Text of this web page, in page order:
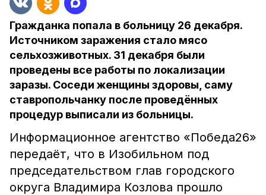
Гражданка попала в больницу 26 декабря.
Источником заражения стало мясо
сельхозживотных. 31 декабря были
проведены все работы по локализации
заразы. Соседи женщины здоровы, саму
ставропольчанку после проведённых
процедур выписали из больницы.
Информационное агентство «Победа26»
передаёт, что в Изобильном под
председательством глав городского
округа Владимира Козлова прошло